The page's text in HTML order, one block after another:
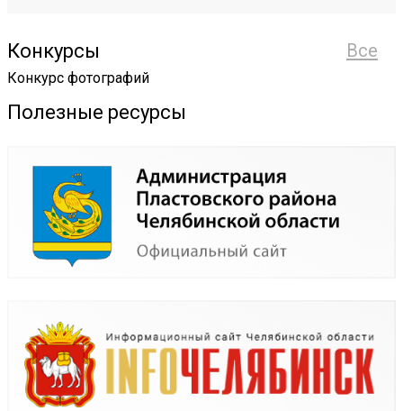
Все
Конкурсы
Конкурс фотографий
Полезные ресурсы